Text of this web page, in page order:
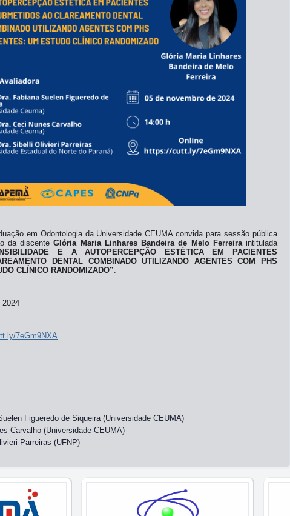
em Odontologia da Universidade CEUMA convida para sessão pública
da discenteGlória Maria Linhares Bandeira de Melo Ferreiraintitulada
E A AUTOPERCEPÇÃO ESTÉTICA EM PACIENTES
DENTAL COMBINADO UTILIZANDO AGENTES COM PHS
CLÍNICO RANDOMIZADO”.
2024
7eGm9NXA
Figueredo de Siqueira (Universidade CEUMA)
Carvalho (Universidade CEUMA)
Parreiras (UFNP)